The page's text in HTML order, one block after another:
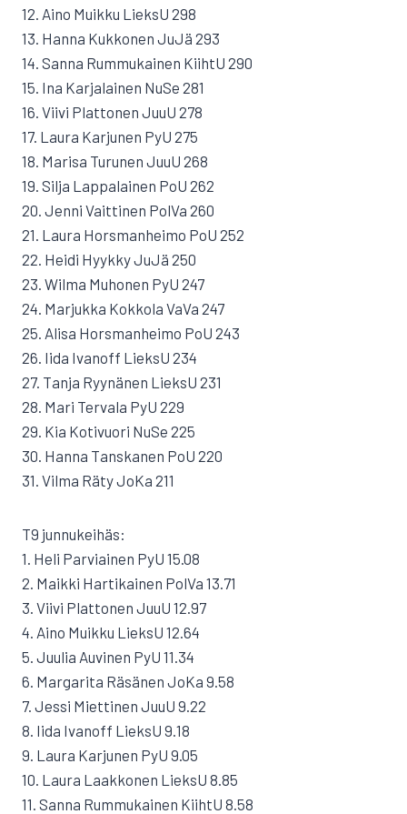
12. Aino Muikku LieksU 298
13. Hanna Kukkonen JuJä 293
14. Sanna Rummukainen KiihtU 290
15. Ina Karjalainen NuSe 281
16. Viivi Plattonen JuuU 278
17. Laura Karjunen PyU 275
18. Marisa Turunen JuuU 268
19. Silja Lappalainen PoU 262
20. Jenni Vaittinen PolVa 260
21. Laura Horsmanheimo PoU 252
22. Heidi Hyykky JuJä 250
23. Wilma Muhonen PyU 247
24. Marjukka Kokkola VaVa 247
25. Alisa Horsmanheimo PoU 243
26. Iida Ivanoff LieksU 234
27. Tanja Ryynänen LieksU 231
28. Mari Tervala PyU 229
29. Kia Kotivuori NuSe 225
30. Hanna Tanskanen PoU 220
31. Vilma Räty JoKa 211
T9 junnukeihäs:
1. Heli Parviainen PyU 15.08
2. Maikki Hartikainen PolVa 13.71
3. Viivi Plattonen JuuU 12.97
4. Aino Muikku LieksU 12.64
5. Juulia Auvinen PyU 11.34
6. Margarita Räsänen JoKa 9.58
7. Jessi Miettinen JuuU 9.22
8. Iida Ivanoff LieksU 9.18
9. Laura Karjunen PyU 9.05
10. Laura Laakkonen LieksU 8.85
11. Sanna Rummukainen KiihtU 8.58